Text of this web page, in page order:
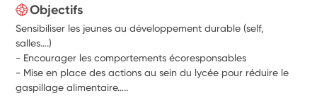
Objectifs
Sensibiliser les jeunes au développement durable (self,
salles….)
- Encourager les comportements écoresponsables
- Mise en place des actions au sein du lycée pour réduire le
gaspillage alimentaire…..